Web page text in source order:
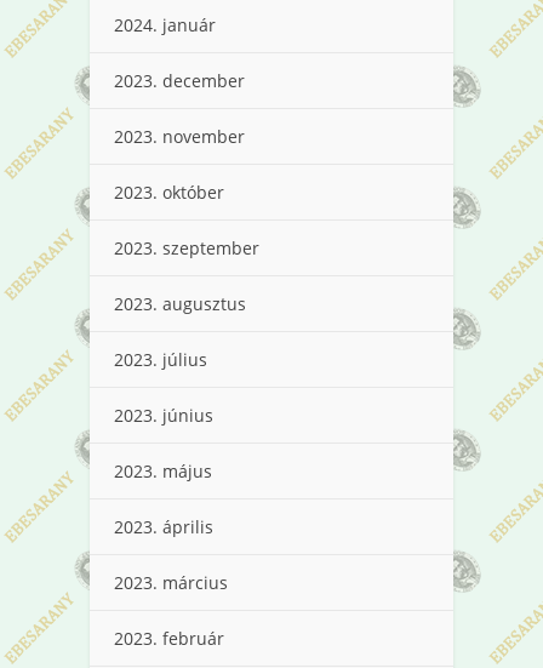
2024. január
2023. december
2023. november
2023. október
2023. szeptember
2023. augusztus
2023. július
2023. június
2023. május
2023. április
2023. március
2023. február